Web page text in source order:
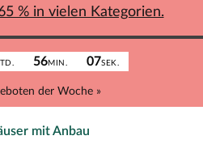
56MIN. 07SEK.
der Woche »
% in vielen Kategorien.
mit Anbau